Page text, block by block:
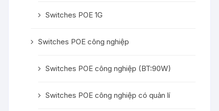
Switches POE 1G
Switches POE công nghiệp
Switches POE công nghiệp (BT:90W)
Switches POE công nghiệp có quản lí